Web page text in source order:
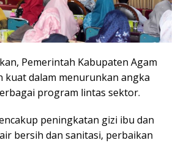
Pemerintah Kabupaten Agam
kuat dalam menurunkan angka
program lintas sektor.
peningkatan gizi ibu dan
bersih dan sanitasi, perbaikan